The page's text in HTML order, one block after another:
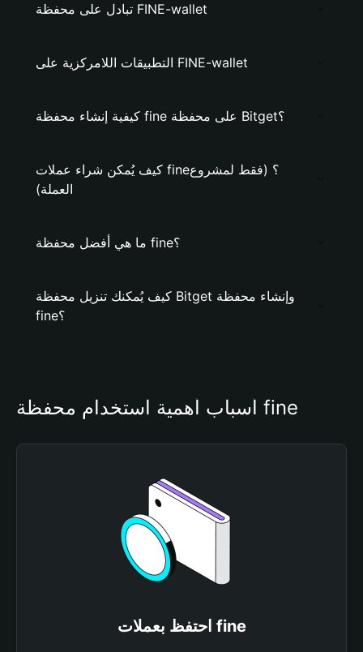
تبادل على محفظة FINE-wallet
التطبيقات اللامركزية على FINE-wallet
كيفية إنشاء محفظة fine على محفظة Bitget؟
كيف يُمكن شراء عملات fine؟ (فقط لمشروع
العملة)
ما هي أفضل محفظة fine؟
كيف يُمكنك تنزيل محفظة Bitget وإنشاء محفظة
fine؟
أسباب أهمية استخدام محفظة fine
احتفظ بعملات fine